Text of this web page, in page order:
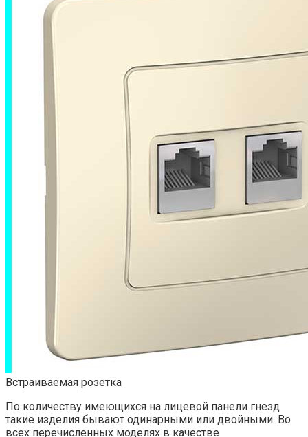
Встраиваемая розетка
По количеству имеющихся на лицевой панели гнезд
такие изделия бывают одинарными или двойными. Во
всех перечисленных моделях в качестве